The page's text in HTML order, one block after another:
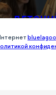
олитикой